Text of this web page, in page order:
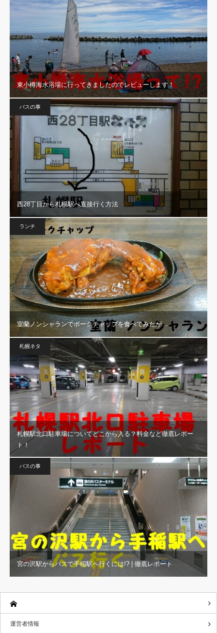
東小樽海水浴場に行ってきましたのでレビューします！
バスの事
西28丁目から札幌駅へ直接行く方法
ランチ
室蘭ノンシャランでポークチャップを食べてみたが…
札幌ネタ
札幌駅北口駐車場についてどこから入る？料金など徹底レポー
ト！
バスの事
宮の沢駅からバスで手稲駅へ行くには!? | 徹底レポート
運営者情報